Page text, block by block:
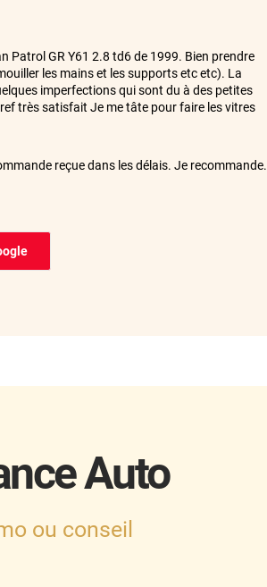
Patrol GR Y61 2.8 td6 de 1999. Bien prendre
les mains et les supports etc etc). La
imperfections qui sont du à des petites
très satisfait Je me tâte pour faire les vitres
reçue dans les délais. Je recommande.
Auto
ou conseil